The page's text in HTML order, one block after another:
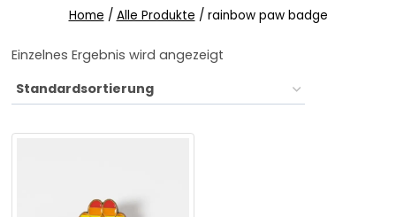
Home / Alle Produkte / rainbow paw badge
Einzelnes Ergebnis wird angezeigt